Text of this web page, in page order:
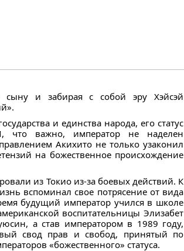
сыну и забирая с собой эру Хэйсэй
и единства народа, его статус
что важно, император не наделен
Акихито не только узаконил
на божественное происхождение
из Токио из-за боевых действий. К
вспоминал свое потрясение от вида
будущий император учился в школе
воспитательницы Элизабет
а став императором в 1989 году,
свод прав и свобод, принятый по
«божественного» статуса.